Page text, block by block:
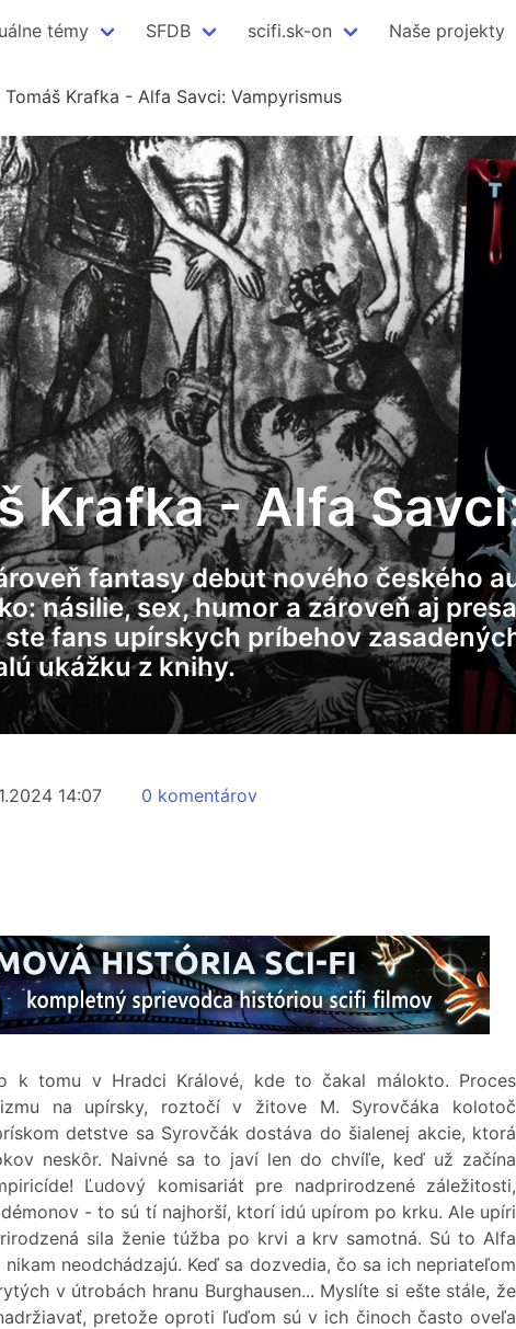
témy SFDB scifi.sk-on Naše projekty
Tomáš Krafka - Alfa Savci: Vampyrismus
Krafka - Alfa
fantasy debut nového českého
násilie, sex, humor a zároveň aj
fans upírskych príbehov
ukážku z knihy.
14:07 0 komentárov
k tomu v Hradci Králové, kde to čakal málokto. Proces
na upírsky, roztočí v žitove M. Syrovčáka kolotoč
detstve sa Syrovčák dostáva do šialenej akcie, ktorá
neskôr. Naivné sa to javí len do chvíľe, keď už začína
Ľudový komisariát pre nadprirodzené záležitosti,
- to sú tí najhorší, ktorí idú upírom po krku. Ale upíri
sila ženie túžba po krvi a krv samotná. Sú to Alfa
neodchádzajú. Keď sa dozvedia, čo sa ich nepriateľom
v útrobách hranu Burghausen... Myslíte si ešte stále, že
pretože oproti ľuďom sú v ich činoch často oveľa